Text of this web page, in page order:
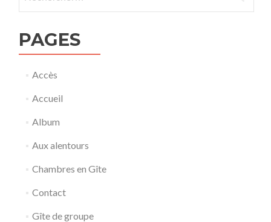
PAGES
Accès
Accueil
Album
Aux alentours
Chambres en Gîte
Contact
Gîte de groupe